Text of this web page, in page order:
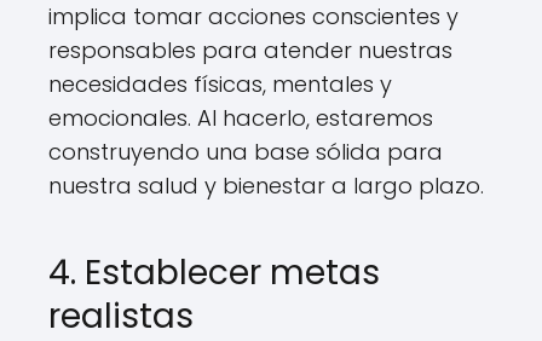
implica tomar acciones conscientes y
responsables para atender nuestras
necesidades físicas, mentales y
emocionales. Al hacerlo, estaremos
construyendo una base sólida para
nuestra salud y bienestar a largo plazo.
4. Establecer metas
realistas